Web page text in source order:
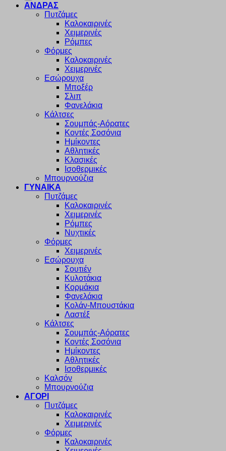
ΑΝΔΡΑΣ
Πυτζάμες
Καλοκαιρινές
Χειμερινές
Ρόμπες
Φόρμες
Καλοκαιρινές
Χειμερινές
Εσώρουχα
Μποξέρ
Σλιπ
Φανελάκια
Κάλτσες
Σουμπάς-Αόρατες
Κοντές Σοσόνια
Ημίκοντες
Αθλητικές
Κλασικές
Ισοθερμικές
Μπουρνούζια
ΓΥΝΑΙΚΑ
Πυτζάμες
Καλοκαιρινές
Χειμερινές
Ρόμπες
Νυχτικές
Φόρμες
Χειμερινές
Εσώρουχα
Σουτιέν
Κυλοτάκια
Κορμάκια
Φανελάκια
Κολάν-Μπουστάκια
Λαστέξ
Κάλτσες
Σουμπάς-Αόρατες
Κοντές Σοσόνια
Ημίκοντες
Αθλητικές
Ισοθερμικές
Καλσόν
Μπουρνούζια
ΑΓΟΡΙ
Πυτζάμες
Καλοκαιρινές
Χειμερινές
Φόρμες
Καλοκαιρινές